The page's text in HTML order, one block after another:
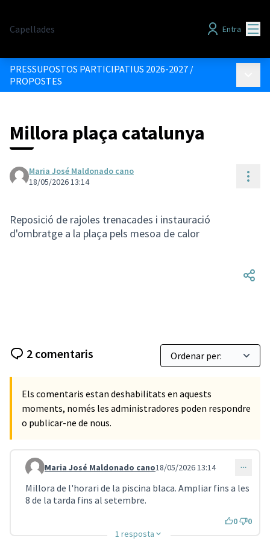
Capellades Entra
PRESSUPOSTOS PARTICIPATIUS 2026-2027 /
PROPOSTES
Millora plaça catalunya
Maria José Maldonado cano
18/05/2026 13:14
Reposició de rajoles trenacades i instauració
d'ombratge a la plaça pels mesoa de calor
2 comentaris
Els comentaris estan deshabilitats en aquests
moments, només les administradores poden respondre
o publicar-ne de nous.
Comentari 5533
Maria José Maldonado cano18/05/2026 13:14
Millora de l'horari de la piscina blaca. Ampliar fins a les
8 de la tarda fins al setembre.
0
0
1 resposta